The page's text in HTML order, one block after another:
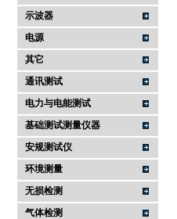
示波器
电源
其它
通讯测试
电力与电能测试
基础测试测量仪器
安规测试仪
环境测量
无损检测
气体检测